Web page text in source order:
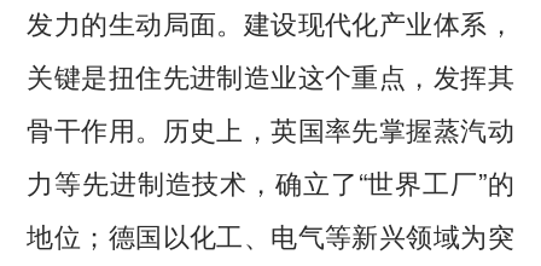
发力的生动局面。建设现代化产业体系，
关键是扭住先进制造业这个重点，发挥其
骨干作用。历史上，英国率先掌握蒸汽动
力等先进制造技术，确立了“世界工厂”的
地位；德国以化工、电气等新兴领域为突